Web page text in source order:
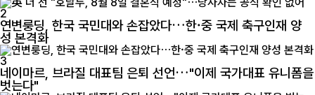
2
연변룽딩, 한국 국민대와 손잡았다…한·중 국제 축구인재 양
성 본격화
3
네이마르, 브라질 대표팀 은퇴 선언…"이제 국가대표 유니폼을
벗는다"